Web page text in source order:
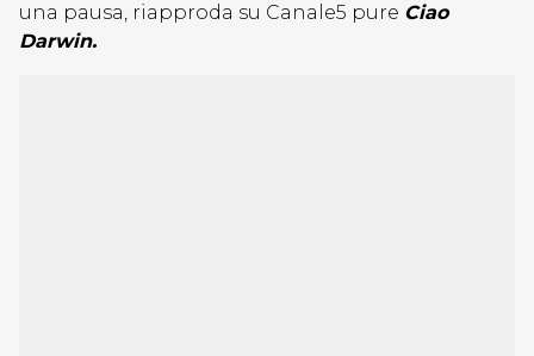
una pausa, riapproda su Canale5 pure Ciao
Darwin.